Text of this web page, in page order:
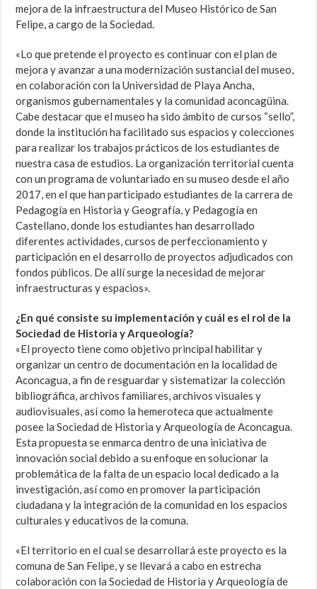
mejora de la infraestructura del Museo Histórico de San
Felipe, a cargo de la Sociedad.
«Lo que pretende el proyecto es continuar con el plan de
mejora y avanzar a una modernización sustancial del museo,
en colaboración con la Universidad de Playa Ancha,
organismos gubernamentales y la comunidad aconcagüina.
Cabe destacar que el museo ha sido ámbito de cursos “sello”,
donde la institución ha facilitado sus espacios y colecciones
para realizar los trabajos prácticos de los estudiantes de
nuestra casa de estudios. La organización territorial cuenta
con un programa de voluntariado en su museo desde el año
2017, en el que han participado estudiantes de la carrera de
Pedagogía en Historia y Geografía, y Pedagogía en
Castellano, donde los estudiantes han desarrollado
diferentes actividades, cursos de perfeccionamiento y
participación en el desarrollo de proyectos adjudicados con
fondos públicos. De allí surge la necesidad de mejorar
infraestructuras y espacios».
¿En qué consiste su implementación y cuál es el rol de la
Sociedad de Historia y Arqueología?
«El proyecto tiene como objetivo principal habilitar y
organizar un centro de documentación en la localidad de
Aconcagua, a fin de resguardar y sistematizar la colección
bibliográfica, archivos familiares, archivos visuales y
audiovisuales, así como la hemeroteca que actualmente
posee la Sociedad de Historia y Arqueología de Aconcagua.
Esta propuesta se enmarca dentro de una iniciativa de
innovación social debido a su enfoque en solucionar la
problemática de la falta de un espacio local dedicado a la
investigación, así como en promover la participación
ciudadana y la integración de la comunidad en los espacios
culturales y educativos de la comuna.
«El territorio en el cual se desarrollará este proyecto es la
comuna de San Felipe, y se llevará a cabo en estrecha
colaboración con la Sociedad de Historia y Arqueología de